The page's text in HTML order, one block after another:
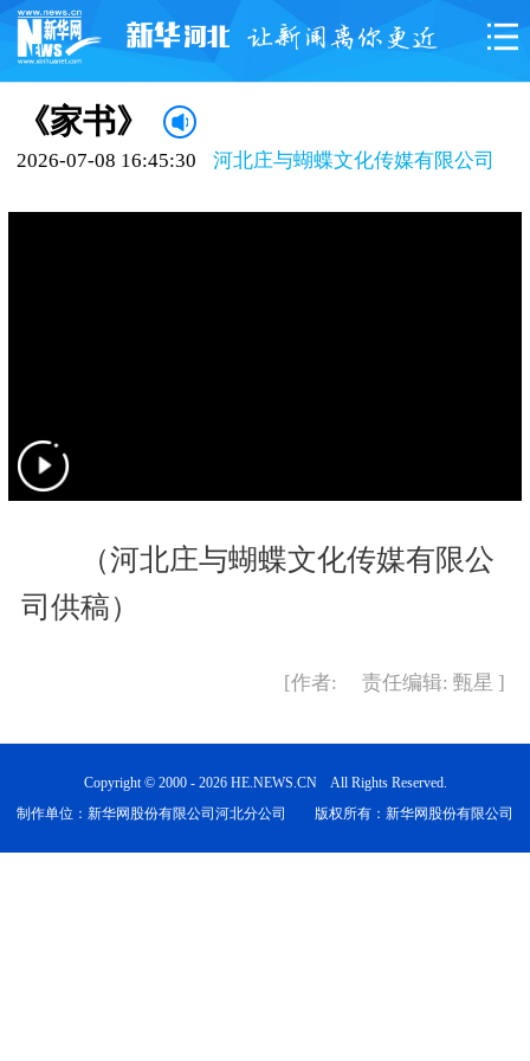
《家书》
2026-07-08 16:45:30 河北庄与蝴蝶文化传媒有限公司
（河北庄与蝴蝶文化传媒有限公
司供稿）
[作者: 责任编辑: 甄星 ]
Copyright © 2000 - 2026 HE.NEWS.CN All Rights Reserved.
制作单位：新华网股份有限公司河北分公司 版权所有：新华网股份有限公司